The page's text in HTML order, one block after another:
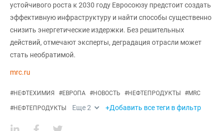
устойчивого роста к 2030 году Евросоюзу предстоит создать
эффективную инфраструктуру и найти способы существенно
снизить энергетические издержки. Без решительных
действий, отмечают эксперты, деградация отрасли может
стать необратимой.
mrc.ru
#НЕФТЕХИМИЯ #ЕВРОПА #НОВОСТЬ #НЕФТЕПРОДУКТЫ #MRC
#НЕФТЕПРОДУКТЫ Еще2 +Добавить все теги в фильтр